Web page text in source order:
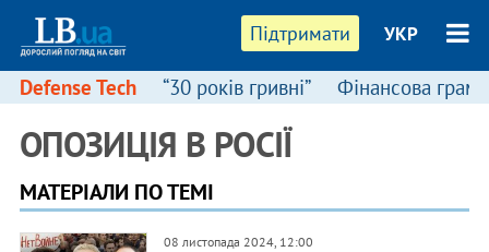
Підтримати УКР
Defense Tech “30 років гривні” Фінансова
ОПОЗИЦІЯ В РОСІЇ
МАТЕРІАЛИ ПО ТЕМІ
08 листопада 2024, 12:00